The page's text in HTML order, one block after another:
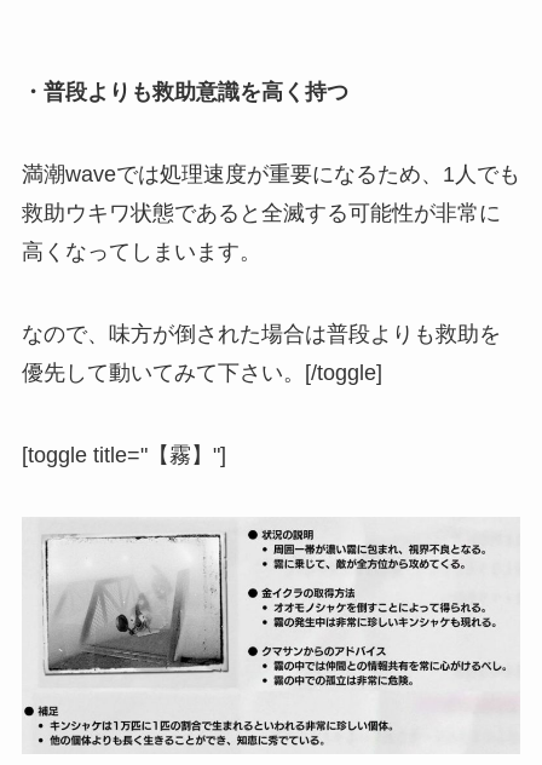
・普段よりも救助意識を高く持つ
満潮waveでは処理速度が重要になるため、1人でも
救助ウキワ状態であると全滅する可能性が非常に
高くなってしまいます。
なので、味方が倒された場合は普段よりも救助を
優先して動いてみて下さい。[/toggle]
[toggle title="【霧】"]